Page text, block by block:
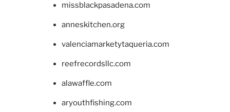
missblackpasadena.com
anneskitchen.org
valenciamarketytaqueria.com
reefrecordsllc.com
alawaffle.com
aryouthfishing.com